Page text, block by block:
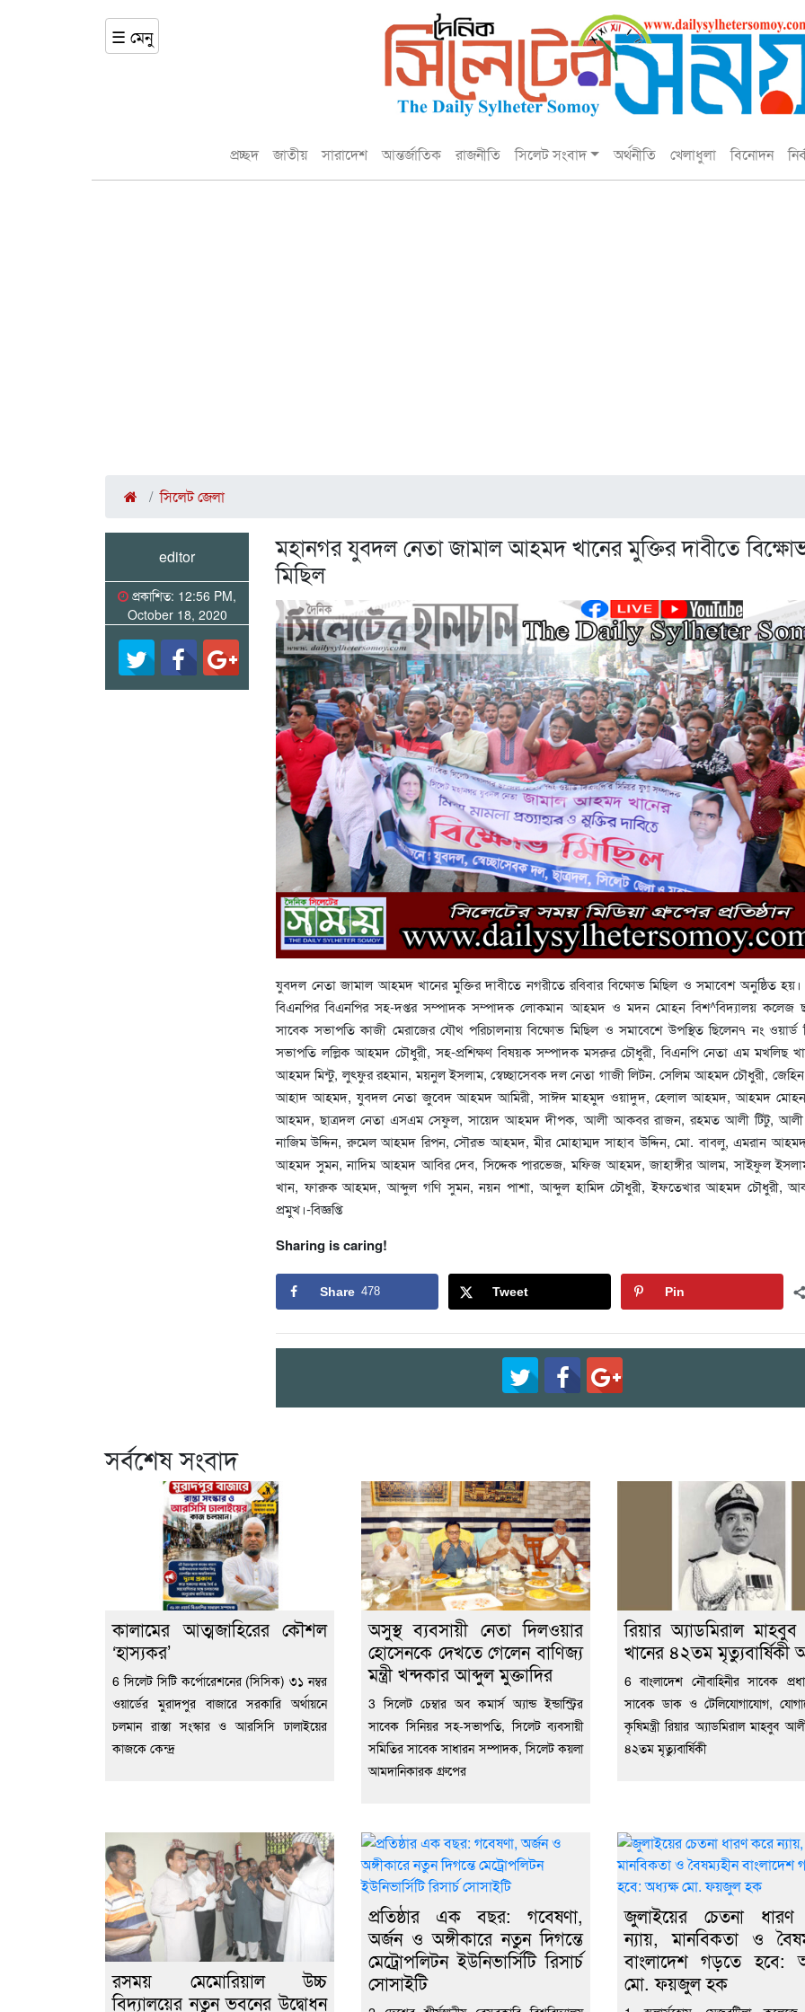
☰ মেনু
প্রচ্ছদ জাতীয় সারাদেশ আন্তর্জাতিক রাজনীতি সিলেট সংবাদ অর্থনীতি খেলাধুলা বিনোদন
সিলেট জেলা
editor
প্রকাশিত: 12:56 PM,
October 18, 2020
মহানগর যুবদল নেতা জামাল আহমদ খানের মুক্তির দাবীতে
মিছিল
যুবদল নেতা জামাল আহমদ খানের মুক্তির দাবীতে নগরীতে রবিবার বিক্ষোভ মিছিল ও সমাবেশ অনুষ্ঠিত
বিএনপির বিএনপির সহ-দপ্তর সম্পাদক সম্পাদক লোকমান আহমদ ও মদন মোহন বিশ^বিদ্যালয় কলেজ
সাবেক সভাপতি কাজী মেরাজের যৌথ পরিচালনায় বিক্ষোভ মিছিল ও সমাবেশে উপস্থিত ছিলেন৭ নং ওয়ার্ড
সভাপতি লল্লিক আহমদ চৌধুরী, সহ-প্রশিক্ষণ বিষয়ক সম্পাদক মসরুর চৌধুরী, বিএনপি নেতা এম মখলিছ
আহমদ মিন্টু, লুৎফুর রহমান, ময়নুল ইসলাম, স্বেচ্ছাসেবক দল নেতা গাজী লিটন. সেলিম আহমদ চৌধুরী,
আহাদ আহমদ, যুবদল নেতা জুবেদ আহমদ আমিরী, সাঈদ মাহমুদ ওয়াদুদ, হেলাল আহমদ, আহমদ
আহমদ, ছাত্রদল নেতা এসএম সেফুল, সায়েদ আহমদ দীপক, আলী আকবর রাজন, রহমত আলী টিটু, আলী
নাজিম উদ্দিন, রুমেল আহমদ রিপন, সৌরভ আহমদ, মীর মোহাম্মদ সাহাব উদ্দিন, মো. বাবলু, এমরান
আহমদ সুমন, নাদিম আহমদ আবির দেব, সিদ্দেক পারভেজ, মফিজ আহমদ, জাহাঙ্গীর আলম, সাইফুল
খান, ফারুক আহমদ, আব্দুল গণি সুমন, নয়ন পাশা, আব্দুল হামিদ চৌধুরী, ইফতেখার আহমদ চৌধুরী,
প্রমুখ।-বিজ্ঞপ্তি
Sharing is caring!
Share 478 Tweet Pin
সর্বশেষ সংবাদ
কালামের আত্মজাহিরের কৌশল
‘হাস্যকর’
6 সিলেট সিটি কর্পোরেশনের (সিসিক) ৩১ নম্বর
ওয়ার্ডের মুরাদপুর বাজারে সরকারি অর্থায়নে
চলমান রাস্তা সংস্কার ও আরসিসি ঢালাইয়ের
কাজকে কেন্দ্র
অসুস্থ ব্যবসায়ী নেতা দিলওয়ার
হোসেনকে দেখতে গেলেন বাণিজ্য
মন্ত্রী খন্দকার আব্দুল মুক্তাদির
3 সিলেট চেম্বার অব কমার্স অ্যান্ড ইন্ডাস্ট্রির
সাবেক সিনিয়র সহ-সভাপতি, সিলেট ব্যবসায়ী
সমিতির সাবেক সাধারন সম্পাদক, সিলেট কয়লা
আমদানিকারক গ্রুপের
রিয়ার অ্যাডমিরাল
খানের ৪২তম
6 বাংলাদেশ নৌবাহিনীর সাবেক
সাবেক ডাক ও টেলিযোগাযোগ,
কৃষিমন্ত্রী রিয়ার অ্যাডমিরাল মাহবুব
৪২তম মৃত্যুবার্ষিকী
রসময় মেমোরিয়াল উচ্চ
বিদ্যালয়ের নতুন ভবনের উদ্বোধন
প্রতিষ্ঠার এক বছর: গবেষণা,
অর্জন ও অঙ্গীকারে নতুন দিগন্তে
মেট্রোপলিটন ইউনিভার্সিটি রিসার্চ
সোসাইটি
জুলাইয়ের চেতনা
ন্যায়, মানবিকতা ও
বাংলাদেশ গড়তে হবে:
মো. ফয়জুল হক